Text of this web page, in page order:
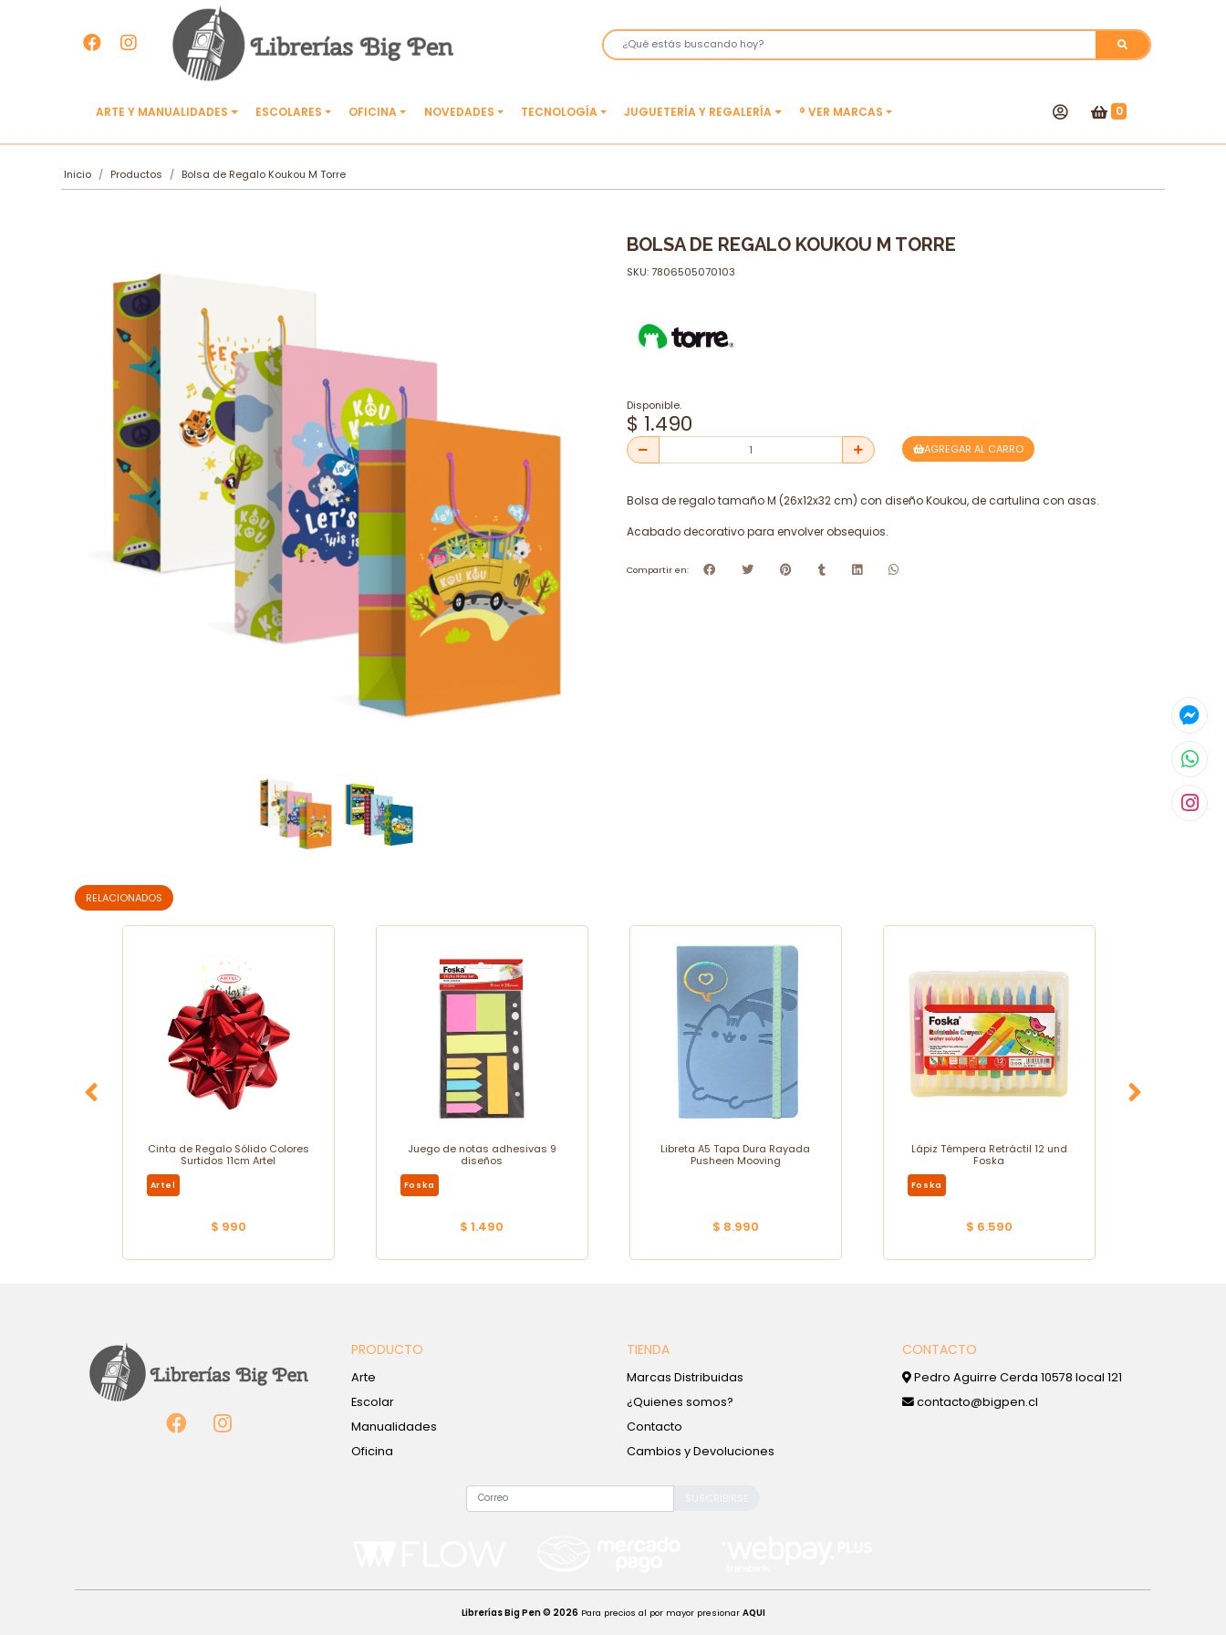
ARTE Y MANUALIDADES ESCOLARES OFICINA NOVEDADES TECNOLOGÍA JUGUETERÍA Y REGALERÍA ® VER MARCAS 0
Inicio Productos Bolsa de Regalo Koukou M Torre
BOLSA DE REGALO KOUKOU M TORRE
SKU: 7806505070103
Disponible.
$ 1.490
AGREGAR AL CARRO
Bolsa de regalo tamaño M (26x12x32 cm) con diseño Koukou, de cartulina con asas.
Acabado decorativo para envolver obsequios.
Compartir en:
Cinta de Regalo Sólido Colores
Surtidos 11cm Artel
Artel
$ 990
Juego de notas adhesivas 9
diseños
Foska
$ 1.490
Libreta A5 Tapa Dura Rayada
Pusheen Mooving
$ 8.990
Lápiz Témpera Retráctil 12 und
Foska
Foska
$ 6.590
RELACIONADOS
PRODUCTO
Arte
Escolar
Manualidades
Oficina
TIENDA
Marcas Distribuidas
¿Quienes somos?
Contacto
Cambios y Devoluciones
CONTACTO
Pedro Aguirre Cerda 10578 local 121
contacto@bigpen.cl
Librerías Big Pen © 2026 Para precios al por mayor presionar AQUI